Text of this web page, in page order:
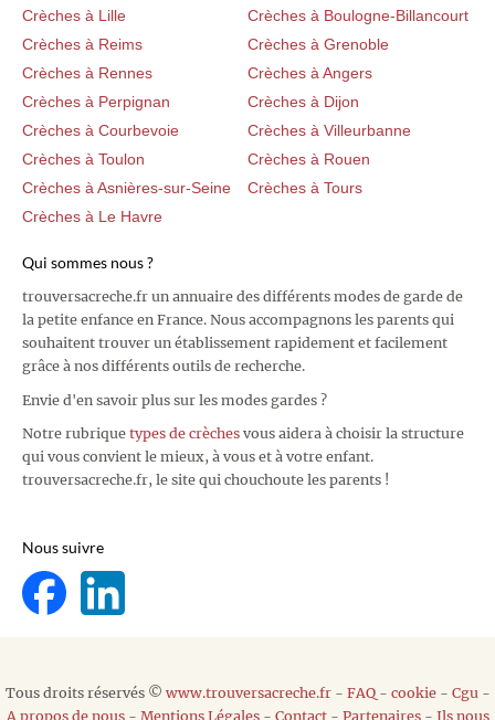
Crèches à Lille
Crèches à Boulogne-Billancourt
Crèches à Reims
Crèches à Grenoble
Crèches à Rennes
Crèches à Angers
Crèches à Perpignan
Crèches à Dijon
Crèches à Courbevoie
Crèches à Villeurbanne
Crèches à Toulon
Crèches à Rouen
Crèches à Asnières-sur-Seine
Crèches à Tours
Crèches à Le Havre
Qui sommes nous ?
trouversacreche.fr un annuaire des différents modes de garde de
la petite enfance en France. Nous accompagnons les parents qui
souhaitent trouver un établissement rapidement et facilement
grâce à nos différents outils de recherche.
Envie d'en savoir plus sur les modes gardes ?
Notre rubrique types de crèches vous aidera à choisir la structure
qui vous convient le mieux, à vous et à votre enfant.
trouversacreche.fr, le site qui chouchoute les parents !
Nous suivre
Tous droits réservés © www.trouversacreche.fr- FAQ- cookie- Cgu -
A propos de nous- Mentions Légales- Contact- Partenaires- Ils nous